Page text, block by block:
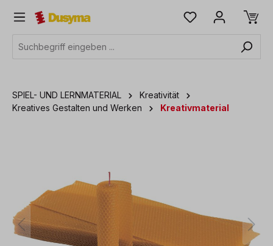
springen
SPIEL- UND LERNMATERIAL
Kreativität
Kreatives Gestalten und Werken
Kreativmaterial